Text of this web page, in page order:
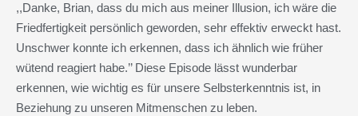
,,Danke, Brian, dass du mich aus meiner Illusion, ich wäre die
Friedfertigkeit persönlich geworden, sehr effektiv erweckt hast.
Unschwer konnte ich erkennen, dass ich ähnlich wie früher
wütend reagiert habe.’’ Diese Episode lässt wunderbar
erkennen, wie wichtig es für unsere Selbsterkenntnis ist, in
Beziehung zu unseren Mitmenschen zu leben.